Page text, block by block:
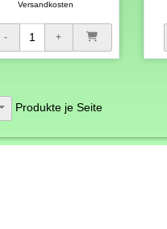
Versandkosten
Produkte je Seite